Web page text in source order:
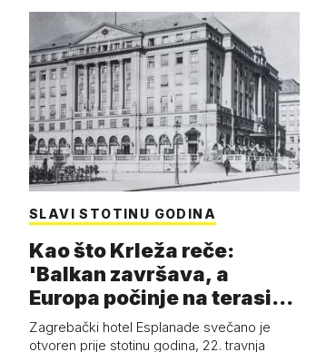
SLAVI STOTINU GODINA
Kao što Krleža reče:
'Balkan završava, a
Europa počinje na terasi
hotela Esplan…
Zagrebački hotel Esplanade svečano je
otvoren prije stotinu godina, 22. travnja